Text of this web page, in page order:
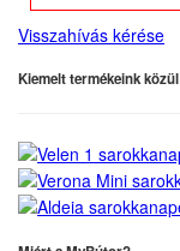
Visszahívás kérése
Kiemelt termékeink közül